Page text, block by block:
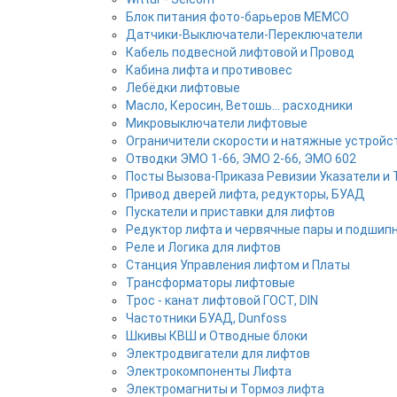
Блок питания фото-барьеров MEMCO
Датчики-Выключатели-Переключатели
Кабель подвесной лифтовой и Провод
Кабина лифта и противовес
Лебёдки лифтовые
Масло, Керосин, Ветошь... расходники
Микровыключатели лифтовые
Ограничители скорости и натяжные
Отводки ЭМО 1-66, ЭМО 2-66, ЭМО 602
Посты Вызова-Приказа Ревизии Указатели и
Привод дверей лифта, редукторы, БУАД
Пускатели и приставки для лифтов
Редуктор лифта и червячные пары и
Реле и Логика для лифтов
Станция Управления лифтом и Платы
Трансформаторы лифтовые
Трос - канат лифтовой ГОСТ, DIN
Частотники БУАД, Dunfoss
Шкивы КВШ и Отводные блоки
Электродвигатели для лифтов
Электрокомпоненты Лифта
Электромагниты и Тормоз лифта